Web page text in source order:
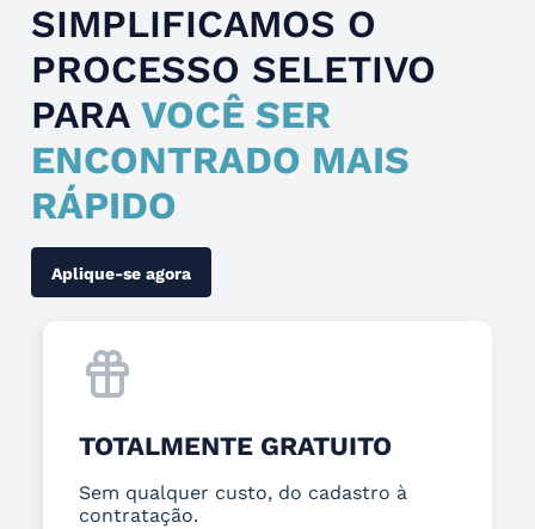
SIMPLIFICAMOS O
PROCESSO SELETIVO
PARA VOCÊ SER
ENCONTRADO MAIS
RÁPIDO
Aplique-se agora
TOTALMENTE GRATUITO
Sem qualquer custo, do cadastro à
contratação.